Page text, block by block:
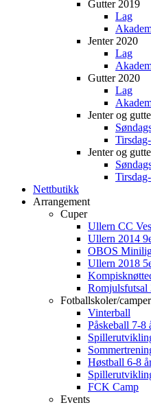
Gutter 2019
Lag
Jenter 2020
Lag
Gutter 2020
Lag
Jenter og
Jenter og
Nettbutikk
Arrangement
Cuper
Ullern CC
Ullern 2014
OBOS
Ullern 2018
Romjulsfutsal
Fotballskoler/camper
Vinterball
Påskeball 7-8
Høstball 6-8
FCK Camp
Events